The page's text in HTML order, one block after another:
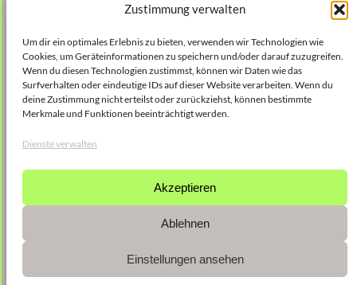
Zustimmung verwalten
Um dir ein optimales Erlebnis zu bieten, verwenden wir Technologien wie
Cookies, um Geräteinformationen zu speichern und/oder darauf zuzugreifen.
Wenn du diesen Technologien zustimmst, können wir Daten wie das
Surfverhalten oder eindeutige IDs auf dieser Website verarbeiten. Wenn du
deine Zustimmung nicht erteilst oder zurückziehst, können bestimmte
Merkmale und Funktionen beeinträchtigt werden.
Dienste verwalten
Akzeptieren
Ablehnen
Einstellungen ansehen
Veröffentlicht 9. Januar 2023 in